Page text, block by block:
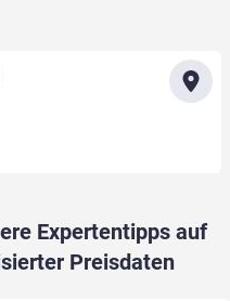
Expertentipps auf
Preisdaten